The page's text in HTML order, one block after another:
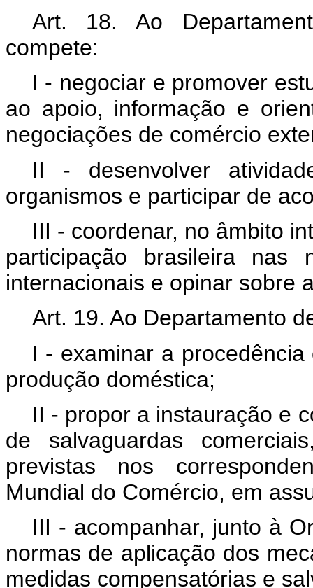
Art. 18. Ao
compete:
I - negociar e promover
ao apoio, informação e
negociações de comércio
II - desenvolver
organismos e participar de
III - coordenar, no âmbito
participação brasileira nas
internacionais e opinar sobre
Art. 19. Ao Departamento
I - examinar a
produção doméstica;
II - propor a instauração e
de salvaguardas
previstas nos
Mundial do Comércio, em
III - acompanhar, junto à
normas de aplicação dos
medidas compensatórias e